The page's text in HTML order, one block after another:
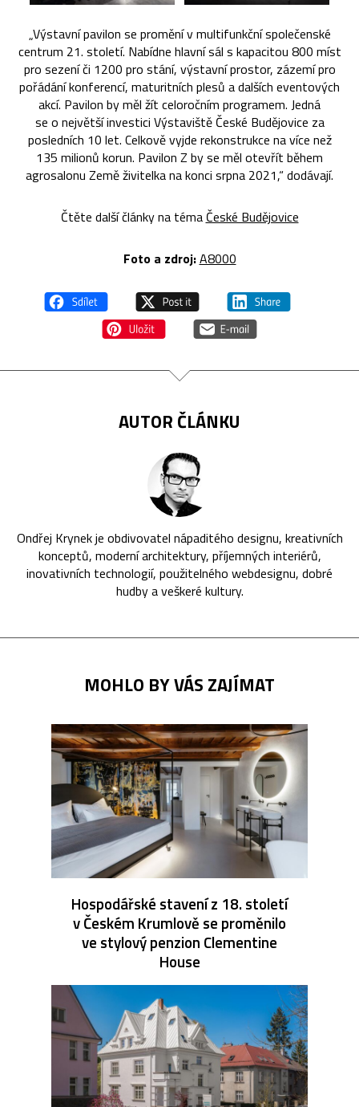
„Výstavní pavilon se promění v multifunkční společenské
centrum 21. století. Nabídne hlavní sál s kapacitou 800 míst
pro sezení či 1200 pro stání, výstavní prostor, zázemí pro
pořádání konferencí, maturitních plesů a dalších eventových
akcí. Pavilon by měl žít celoročním programem. Jedná
se o největší investici Výstaviště České Budějovice za
posledních 10 let. Celkově vyjde rekonstrukce na více než
135 milionů korun. Pavilon Z by se měl otevřít během
agrosalonu Země živitelka na konci srpna 2021,“ dodávají.
Čtěte další články na téma České Budějovice
Foto a zdroj:A8000
AUTOR ČLÁNKU
Ondřej Krynek je obdivovatel nápaditého designu, kreativních
konceptů, moderní architektury, příjemných interiérů,
inovativních technologií, použitelného webdesignu, dobré
hudby a veškeré kultury.
MOHLO BY VÁS ZAJÍMAT
Hospodářské stavení z 18. století
v Českém Krumlově se proměnilo
ve stylový penzion Clementine
House